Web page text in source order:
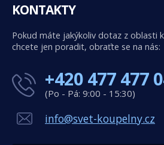
KONTAKTY
Pokud máte jakýkoliv dotaz z oblasti
chcete jen poradit, obraťte se na nás:
+420 477 477
(Po - Pá: 9:00 - 15:30)
info@svet-koupelny.cz